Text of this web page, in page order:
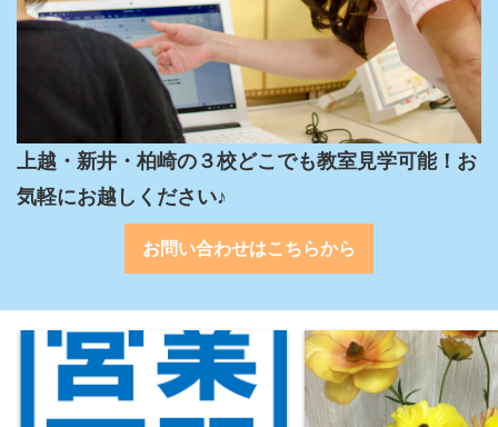
上越・新井・柏崎の３校どこでも教室見学可能！お
気軽にお越しください♪
お問い合わせはこちらから